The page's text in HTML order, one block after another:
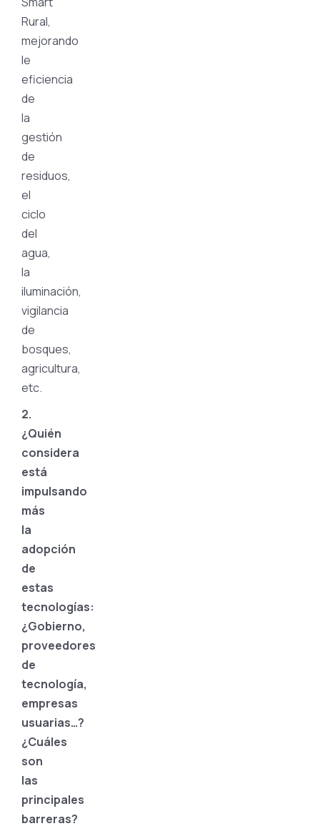
Rural,
mejorando
le
eficiencia
de
la
gestión
de
residuos,
el
ciclo
del
agua,
la
iluminación,
vigilancia
de
bosques,
agricultura,
etc.
2.
¿Quién
considera
está
impulsando
más
la
adopción
de
estas
tecnologías:
¿Gobierno,
proveedores
de
tecnología,
empresas
usuarias…?
¿Cuáles
son
las
principales
barreras?